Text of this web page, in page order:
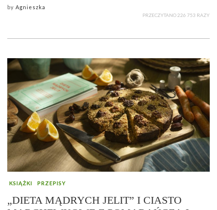
by Agnieszka
PRZECZYTANO 226 753 RAZY
KSIĄŻKI PRZEPISY
„DIETA MĄDRYCH JELIT” I CIASTO